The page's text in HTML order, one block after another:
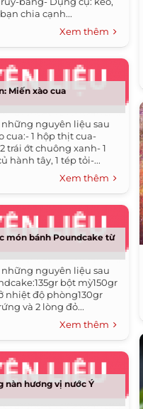
chia cạnh...
Xem thêm
Miến xào cua
nguyên liệu sau
cua:- 1 hộp thịt cua-
trái ớt chuông xanh- 1
hành tây, 1 tép tỏi-...
Xem thêm
món bánh Poundcake từ
nguyên liệu sau
bột mỳ150gr
nhiệt độ phòng130gr
và 2 lòng đỏ...
Xem thêm
nàn hương vị nước Ý